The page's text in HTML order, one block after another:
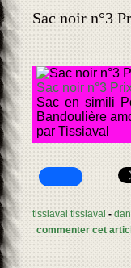
Sac noir n°3
Sac noir n°3
Sac en simili
Bandoulière
par Tissiaval
tissiaval tissiaval -
commenter cet